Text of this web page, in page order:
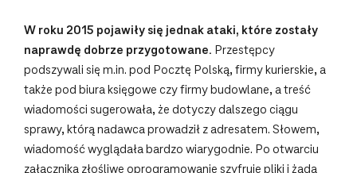
W roku 2015 pojawiły się jednak ataki, które zostały
naprawdę dobrze przygotowane. Przestępcy
podszywali się m.in. pod Pocztę Polską, firmy kurierskie, a
także pod biura księgowe czy firmy budowlane, a treść
wiadomości sugerowała, że dotyczy dalszego ciągu
sprawy, którą nadawca prowadził z adresatem. Słowem,
wiadomość wyglądała bardzo wiarygodnie. Po otwarciu
załącznika złośliwe oprogramowanie szyfruje pliki i żąda